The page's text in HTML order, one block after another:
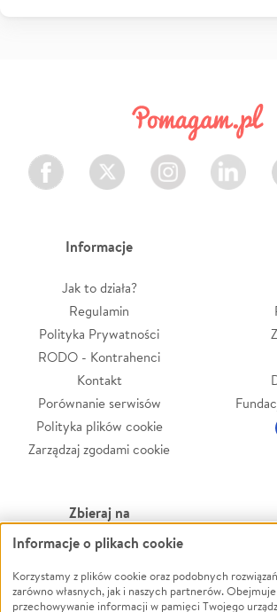
Facebook Twitter Instagram LinkedIn
Informacje
Jak to działa?
Regulamin
Polityka Prywatności
RODO - Kontrahenci
Kontakt
Porównanie serwisów
Polityka plików cookie
Zarządzaj zgodami cookie
Zbieraj na
Leczenie
Zwierzęta
Pożar
Informacje o plikach cookie
Korzystamy z plików cookie oraz podobnych
zarówno własnych, jak i naszych partnerów.
przechowywanie informacji w pamięci Twojego